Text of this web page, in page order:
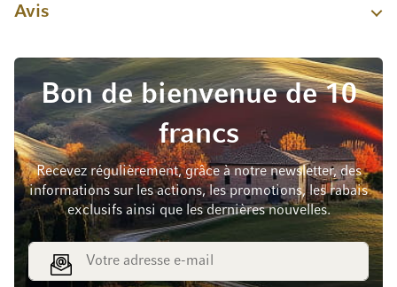
Avis
Bon de bienvenue de 10
francs
Recevez régulièrement, grâce à notre newsletter, des
informations sur les actions, les promotions, les rabais
exclusifs ainsi que les dernières nouvelles.
Adresse e-mail